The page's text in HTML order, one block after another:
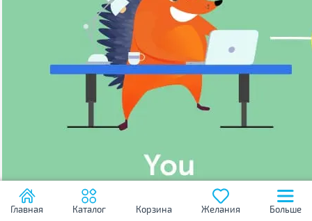
Главная Каталог Корзина Желания Больше